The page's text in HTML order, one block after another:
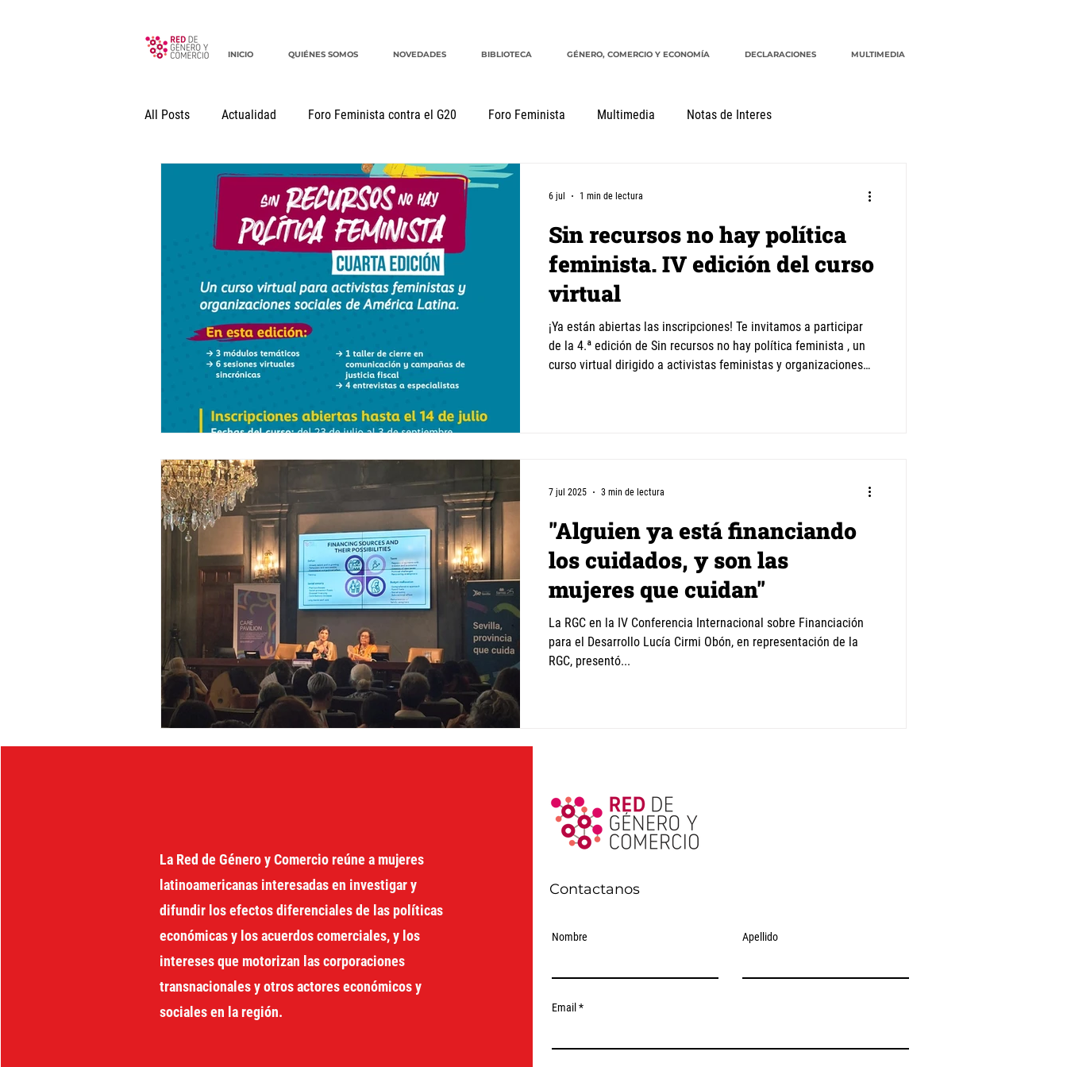
INICIO QUIÉNES SOMOS NOVEDADES BIBLIOTECA GÉNERO, COMERCIO Y ECONOMÍA DECLARACIONES MULTIMEDIA
All Posts Actualidad Foro Feminista contra el G20 Foro Feminista Multimedia Notas de Interes
Seminario Internacional Documentos Declaraciones
Sin recursos no hay política
feminista. IV edición del curso
virtual
¡Ya están abiertas las inscripciones! Te invitamos a participar
de la 4.ª edición de Sin recursos no hay política feminista , un
curso virtual dirigido a activistas feministas y organizaciones
6 jul 1 min de lectura
"Alguien ya está financiando
los cuidados, y son las
mujeres que cuidan"
La RGC en la IV Conferencia Internacional sobre Financiación
para el Desarrollo Lucía Cirmi Obón, en representación de la
RGC, presentó...
7 jul 2025 3 min de lectura
La Red de Género y Comercio reúne a mujeres
latinoamericanas interesadas en investigar y
difundir los efectos diferenciales de las políticas
económicas y los acuerdos comerciales, y los
intereses que motorizan las corporaciones
transnacionales y otros actores económicos y
sociales en la región.
Contactanos
Nombre Apellido
Email